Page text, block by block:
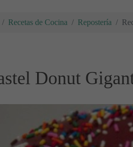
Recetas de Cocina Repostería
Donut